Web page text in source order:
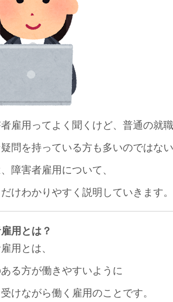
者雇用ってよく聞くけど、普通の就
問を持っている方も多いのではない
障害者雇用について、
けわかりやすく説明していきます。
用とは？
用とは、
る方が働きやすいように
けながら働く雇用のことです。